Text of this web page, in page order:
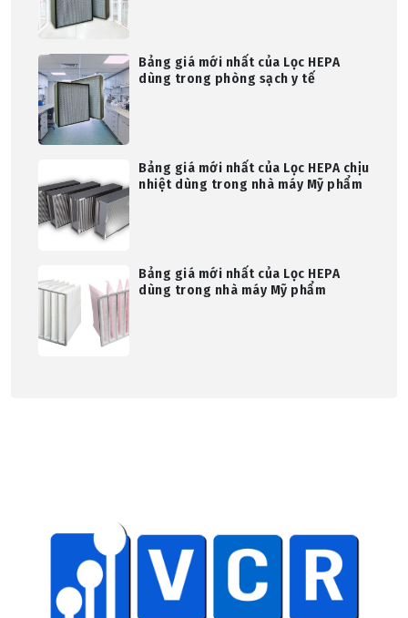
Bảng giá mới nhất của Lọc HEPA
dùng trong phòng sạch y tế
Bảng giá mới nhất của Lọc HEPA chịu
nhiệt dùng trong nhà máy Mỹ phẩm
Bảng giá mới nhất của Lọc HEPA
dùng trong nhà máy Mỹ phẩm